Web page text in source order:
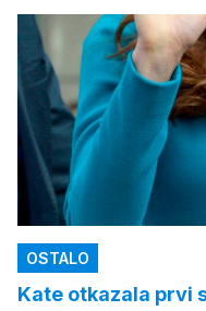
OSTALO
Kate otkazala prvi